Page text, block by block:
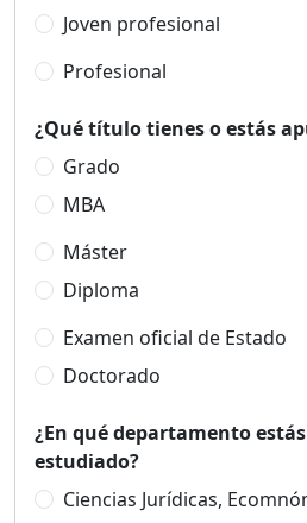
Joven profesional
Profesional
¿Qué título tienes o estás
Grado
MBA
Máster
Diploma
Examen oficial de Estado
Doctorado
¿En qué departamento
estudiado?
Ciencias Jurídicas,